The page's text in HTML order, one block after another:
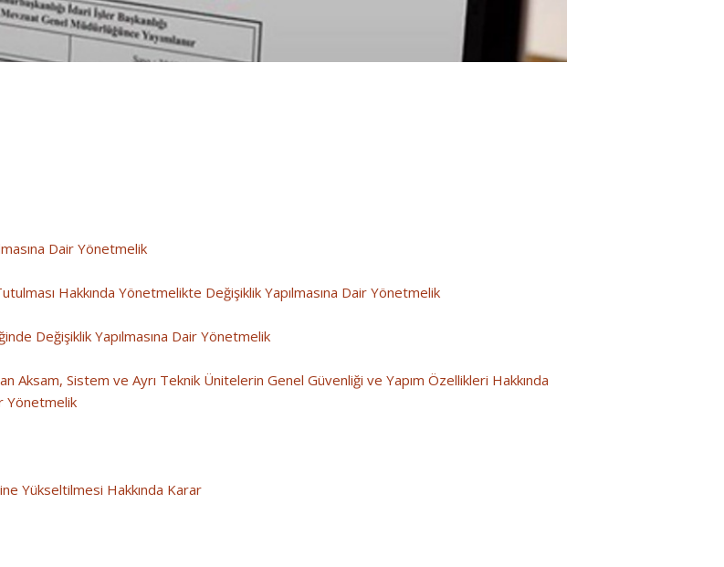
Dair Yönetmelik
Hakkında Yönetmelikte Değişiklik Yapılmasına Dair Yönetmelik
Değişiklik Yapılmasına Dair Yönetmelik
Aksam, Sistem ve Ayrı Teknik Ünitelerin Genel Güvenliği ve Yapım Özellikleri Hakkında
Yönetmelik
Yükseltilmesi Hakkında Karar